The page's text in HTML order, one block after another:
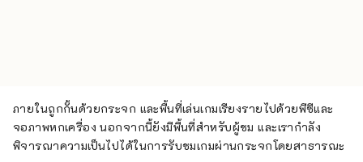
ภายในถูกกั้นด้วยกระจก และพื้นที่เล่นเกมเรียงรายไปด้วยพีซีและ
จอภาพหกเครื่อง นอกจากนี้ยังมีพื้นที่สำหรับผู้ชม และเรากำลัง
พิจารณาความเป็นไปได้ในการรับชมเกมผ่านกระจกโดยสาธารณะ